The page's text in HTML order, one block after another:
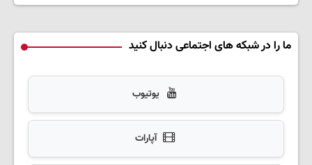
ما را در شبکه های اجتماعی دنبال کنید
یوتیوب
آپارات